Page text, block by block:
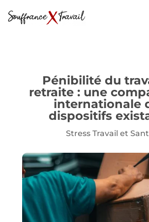
Pénibilité du
retraite : une
internationale
dispositifs
Stress Travail et